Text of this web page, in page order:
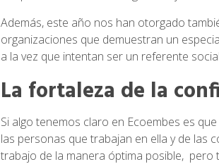
Además, este año nos han otorgado
organizaciones que demuestran un
a la vez que intentan ser un referente
La fortaleza de la
Si algo tenemos claro en Ecoembes es
las personas que trabajan en ella y de las
trabajo de la manera óptima posible, pero